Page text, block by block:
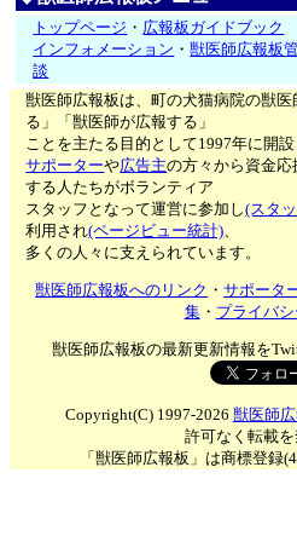
トップページ ・ 広報板ガイドブック
インフォメーション ・獣医師広報板
談
獣医師広報板は、町の犬猫病院の獣医
る」「獣医師が広報する」
ことを主たる目的として1997年に開
サポーターや広告主の方々から資金応
する人たちがボランティア
スタッフとなって運営に参加し(スタ
利用され(ページビュー統計)、
多くの人々に支えられています。
獣医師広報板へのリンク ・サポータ
集・ プライバ
獣医師広報板の最新更新情報を
Copyright(C) 1997-2026 獣医師
許可なく転載を
「獣医師広報板」は商標登録